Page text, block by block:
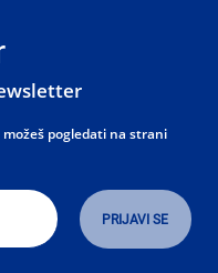
pogledati na strani